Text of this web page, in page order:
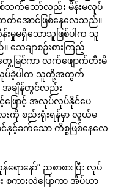
သက်သော်လည်း မိန်းမလုပ်
အောင်ဖြစ်နေလေသည်။
မှုမရှိသောသူဖြစ်ပါက သူ
ေချာစဉ်းစားကြည့်
မြင်ကာ လက်ဖျောက်တီးမိ
ပ်ခဲ့ပါက သူတို့အတွက်
ချိန်တွင်လည်း
ဖြောင့် အလုပ်လုပ်နိုင်ပေ
းကို စည်းရုံးရန်မှာ လွယ်မ
င့်ခက်သော ကိစ္စဖြစ်နေလေ
ာနော်” ညစာစားပြီး လုပ်
စကားလဲပြောကာ အိပ်ယာ